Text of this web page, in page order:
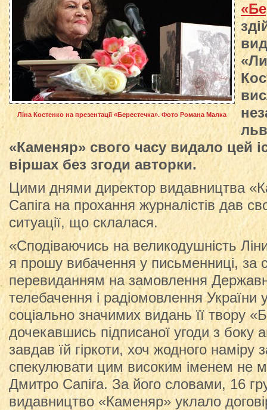
Ліна Костенко на презентації «Берестечка». Фото Романа Малка
«Каменяр» свого часу видало цей
віршах без згоди авторки.
Цими днями директор видавництва
Сапіга на прохання журналістів дав
ситуації, що склалася.
«Сподіваючись на великодушність
я прошу вибачення у письменниці, за
перевиданням на замовлення
телебачення і радіомовлення України
соціально значимих видань її твору
дочекавшись підписаної угоди з
завдав їй гіркоти, хоч жодного наміру
спекулювати цим високим іменем не
Дмитро Сапіга. За його словами, 16
видавництво «Каменяр» уклало